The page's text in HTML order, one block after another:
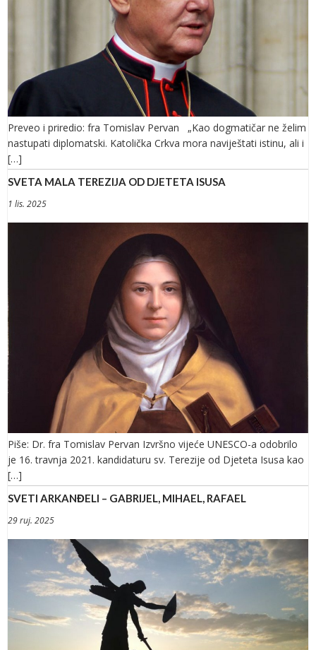
Preveo i priredio: fra Tomislav Pervan „Kao dogmatičar ne želim
nastupati diplomatski. Katolička Crkva mora naviještati istinu, ali i
[…]
SVETA MALA TEREZIJA OD DJETETA ISUSA
1 lis. 2025
Piše: Dr. fra Tomislav Pervan Izvršno vijeće UNESCO-a odobrilo
je 16. travnja 2021. kandidaturu sv. Terezije od Djeteta Isusa kao
[…]
SVETI ARKANĐELI – GABRIJEL, MIHAEL, RAFAEL
29 ruj. 2025